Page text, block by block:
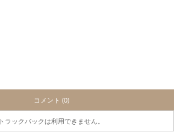
コメント (0)
トラックバックは利用できません。